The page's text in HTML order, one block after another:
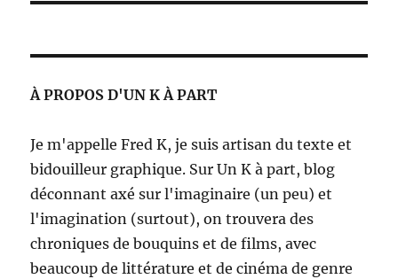
À PROPOS D'UN K À PART
Je m'appelle Fred K, je suis artisan du texte et
bidouilleur graphique. Sur Un K à part, blog
déconnant axé sur l'imaginaire (un peu) et
l'imagination (surtout), on trouvera des
chroniques de bouquins et de films, avec
beaucoup de littérature et de cinéma de genre